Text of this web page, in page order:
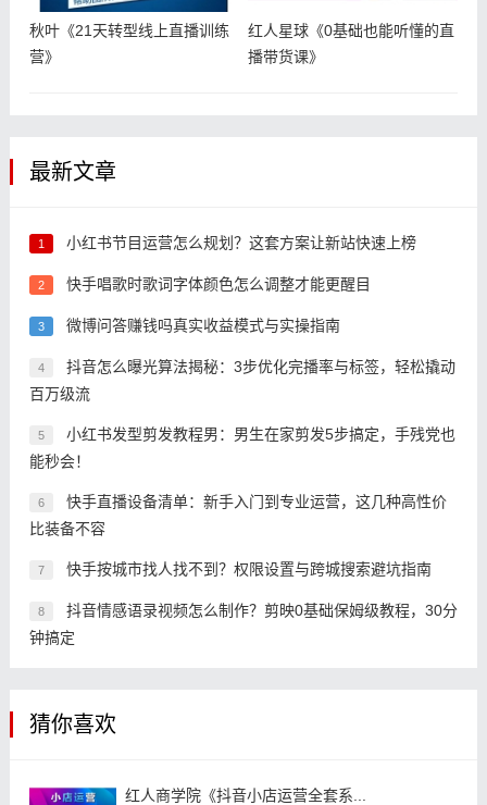
秋叶《21天转型线上直播训练
营》
红人星球《0基础也能听懂的直
播带货课》
最新文章
1 小红书节目运营怎么规划？这套方案让新站快速上榜
2 快手唱歌时歌词字体颜色怎么调整才能更醒目
3 微博问答赚钱吗真实收益模式与实操指南
4
抖音怎么曝光算法揭秘：3步优化完播率与标签，轻松撬动
百万级流
5
小红书发型剪发教程男：男生在家剪发5步搞定，手残党也
能秒会！
6
快手直播设备清单：新手入门到专业运营，这几种高性价
比装备不容
7 快手按城市找人找不到？权限设置与跨城搜索避坑指南
8
抖音情感语录视频怎么制作？剪映0基础保姆级教程，30分
钟搞定
猜你喜欢
红人商学院《抖音小店运营全套系...